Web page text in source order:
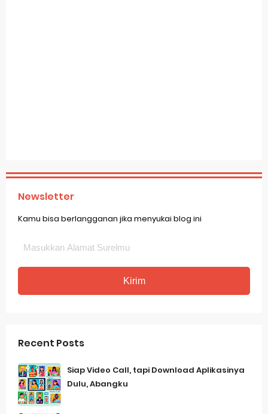
Newsletter
Kamu bisa berlangganan jika menyukai blog ini
Recent Posts
Siap Video Call, tapi Download Aplikasinya
Dulu, Abangku